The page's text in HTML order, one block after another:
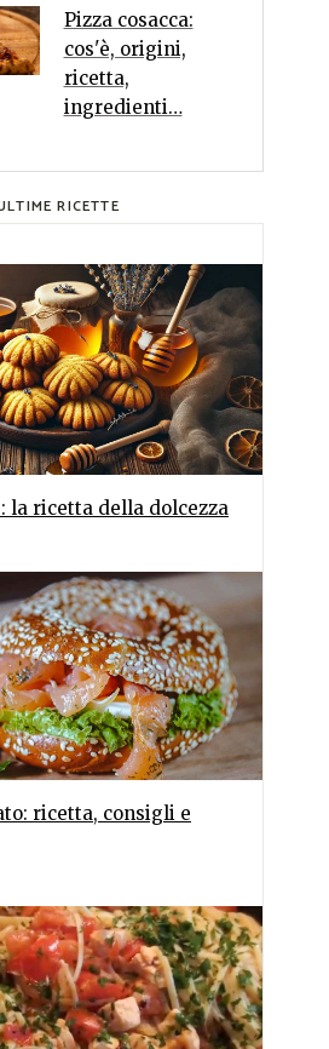
Pizza cosacca:
cos'è, origini,
ricetta,
ingredienti…
RICETTE
la ricetta della dolcezza
ricetta, consigli e